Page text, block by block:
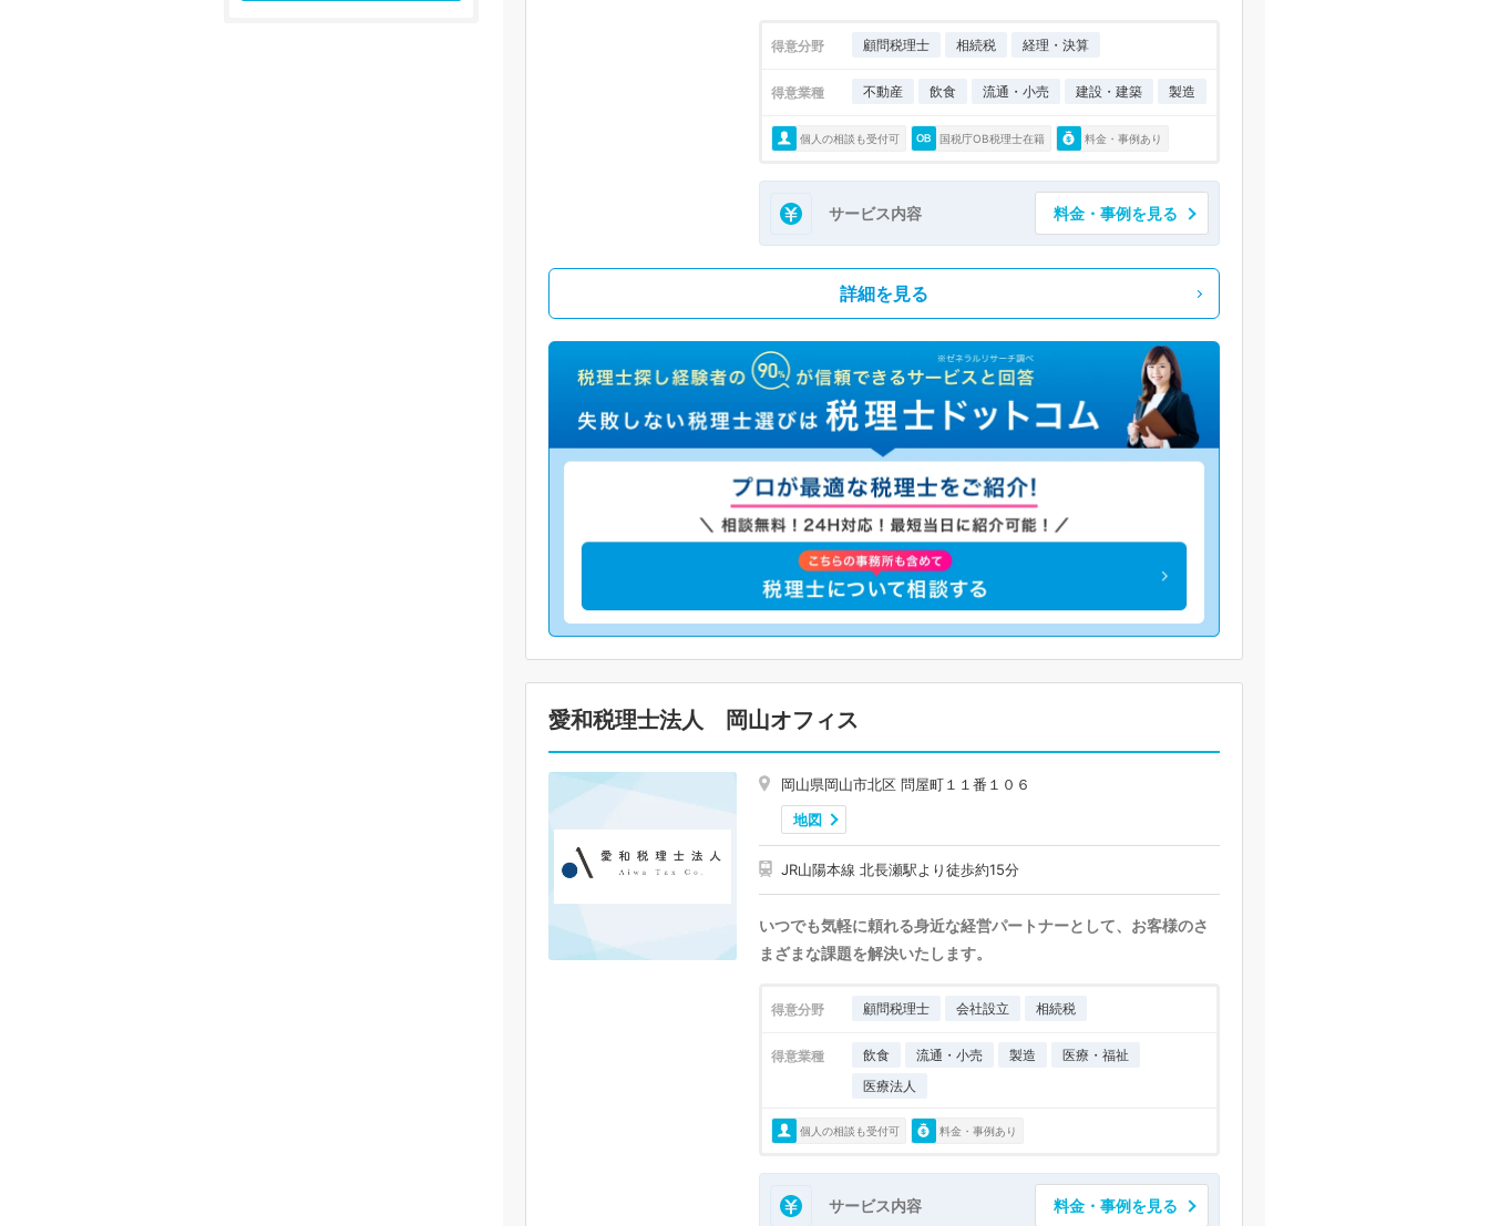
得意分野 顧問税理士 相続税 経理・決算
得意業種 不動産 飲食 流通・小売 建設・建築 製造
個人の相談も受付可 国税庁OB税理士在籍 料金・事例あり
サービス内容 料金・事例を見る
詳細を見る
愛和税理士法人 岡山オフィス
岡山県岡山市北区 問屋町１１番１０６
地図
JR山陽本線 北長瀬駅より徒歩約15分
いつでも気軽に頼れる身近な経営パートナーとして、お客様のさ
まざまな課題を解決いたします。
得意分野 顧問税理士 会社設立 相続税
得意業種 飲食 流通・小売 製造
医療・福祉
医療法人
個人の相談も受付可 料金・事例あり
サービス内容 料金・事例を見る